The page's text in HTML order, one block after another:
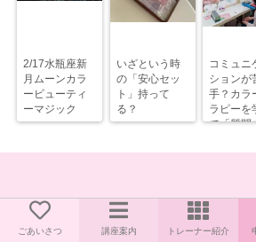
2/17水瓶座新
月ムーンカラ
ービューティ
ーマジック
いざという時
の「安心セッ
ト」持って
る？
コミュニ
ションが
手？カラ
ラピーを
で「質問
し！
ごあいさつ 講座案内 トレーナー紹介
Copyright©Cinderella Colors , 2026 All